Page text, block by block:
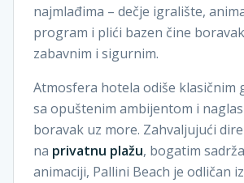
najmlađima – dečje igralište,
program i plići bazen čine
zabavnim i sigurnim.
Atmosfera hotela odiše klasičnim
sa opuštenim ambijentom i
boravak uz more. Zahvaljujući
na privatnu plažu, bogatim
animaciji, Pallini Beach je odličan